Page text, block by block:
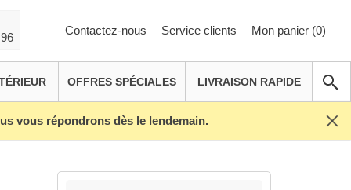
Contactez-nous Service clients Mon panier (0)
OFFRES SPÉCIALES LIVRAISON RAPIDE
vous répondrons dès le lendemain.